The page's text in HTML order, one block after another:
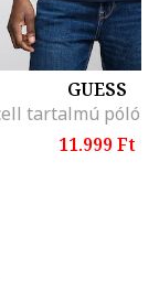
GUESS
11.999 Ft